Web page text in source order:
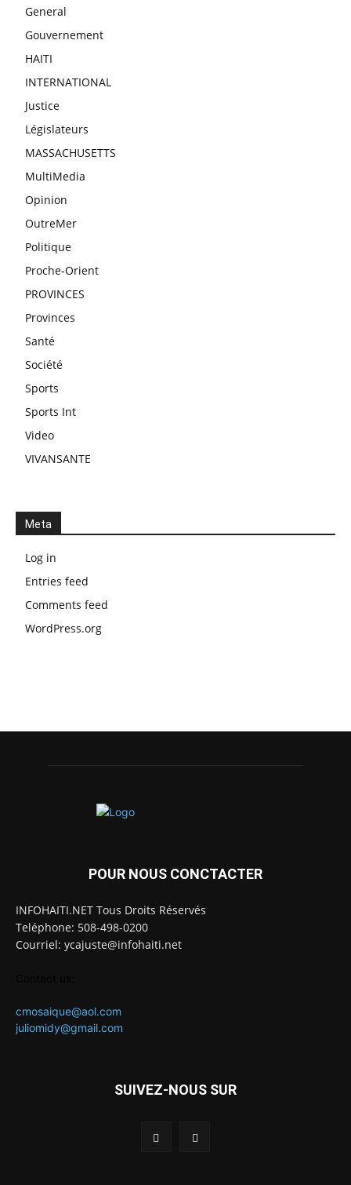
General
Gouvernement
HAITI
INTERNATIONAL
Justice
Législateurs
MASSACHUSETTS
MultiMedia
Opinion
OutreMer
Politique
Proche-Orient
PROVINCES
Provinces
Santé
Société
Sports
Sports Int
Video
VIVANSANTE
Meta
Log in
Entries feed
Comments feed
WordPress.org
POUR NOUS CONCTACTER
INFOHAITI.NET Tous Droits Réservés
Teléphone: 508-498-0200
Courriel: ycajuste@infohaiti.net
cmosaique@aol.com
juliomidy@gmail.com
SUIVEZ-NOUS SUR